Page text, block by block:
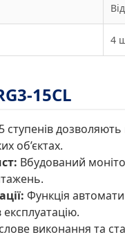
4
15CL
ступенів
об’єктах.
Вбудований
Функція
виконання та